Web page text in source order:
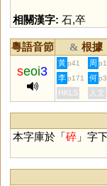
相關漢字: 石,卒
粵語音節 & 根據
seoi3
黃 p41 周
李 p171 何
HKLS 人文
本字庫於「碎」字